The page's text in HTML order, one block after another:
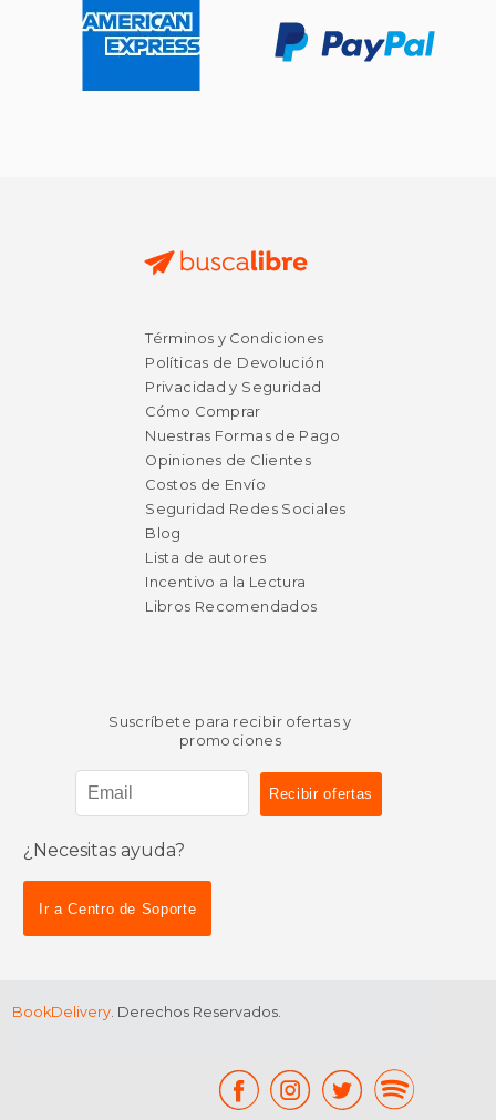
Términos y Condiciones
Políticas de Devolución
Privacidad y Seguridad
Cómo Comprar
Nuestras Formas de Pago
Opiniones de Clientes
Costos de Envío
Seguridad Redes Sociales
Blog
Lista de autores
Incentivo a la Lectura
Libros Recomendados
Suscríbete para recibir ofertas y
promociones
¿Necesitas ayuda?
Ir a Centro de Soporte
BookDelivery. Derechos Reservados.